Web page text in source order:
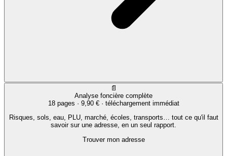
📄
Analyse foncière complète
18 pages · 9,90 €· téléchargement immédiat
Risques, sols, eau, PLU, marché, écoles, transports… tout ce qu'il faut
savoir sur une adresse, en un seul rapport.
Trouver mon adresse